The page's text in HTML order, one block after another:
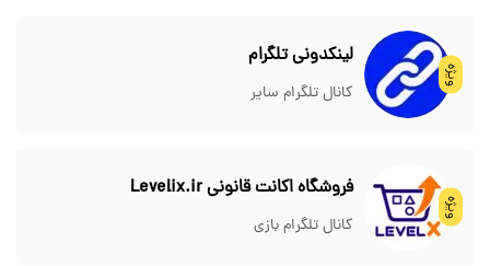
ویژه
لینکدونی تلگرام
کانال تلگرام سایر
ویژه
فروشگاه اکانت قانونی Levelix.ir
کانال تلگرام بازی